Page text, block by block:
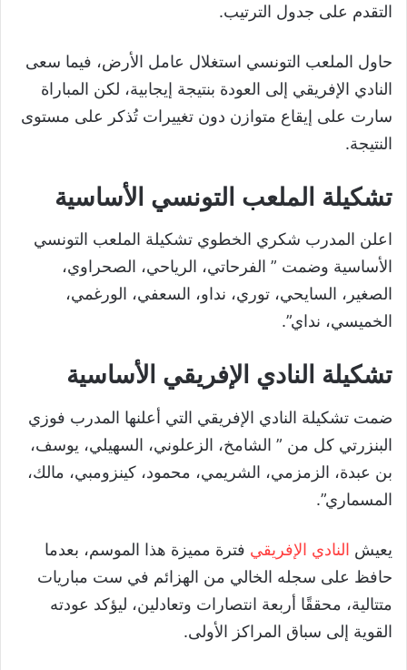
التقدم على جدول الترتيب.
حاول الملعب التونسي استغلال عامل الأرض، فيما سعى
النادي الإفريقي إلى العودة بنتيجة إيجابية، لكن المباراة
سارت على إيقاع متوازن دون تغييرات تُذكر على مستوى
النتيجة.
تشكيلة الملعب التونسي الأساسية
اعلن المدرب شكري الخطوي تشكيلة الملعب التونسي
الأساسية وضمت ” الفرحاتي، الرياحي، الصحراوي،
الصغير، السايحي، توري، نداو، السعفي، الورغمي،
الخميسي، نداي”.
تشكيلة النادي الإفريقي الأساسية
ضمت تشكيلة النادي الإفريقي التي أعلنها المدرب فوزي
البنزرتي كل من ” الشامخ، الزعلوني، السهيلي، يوسف،
بن عبدة، الزمزمي، الشريمي، محمود، كينزومبي، مالك،
المسماري”.
يعيش النادي الإفريقي فترة مميزة هذا الموسم، بعدما
حافظ على سجله الخالي من الهزائم في ست مباريات
متتالية، محققًا أربعة انتصارات وتعادلين، ليؤكد عودته
القوية إلى سباق المراكز الأولى.